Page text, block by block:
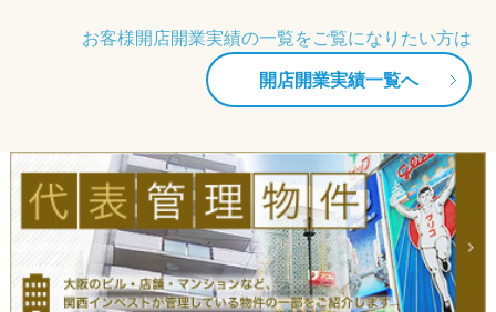
お客様開店開業実績の一覧をご覧になりたい方は
開店開業実績一覧へ